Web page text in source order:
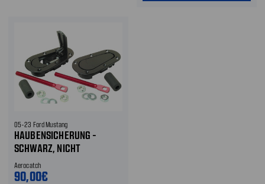
05-23 Ford Mustang
HAUBENSICHERUNG -
SCHWARZ, NICHT
ABSCHLIESSBAR
Aerocatch
90,00€